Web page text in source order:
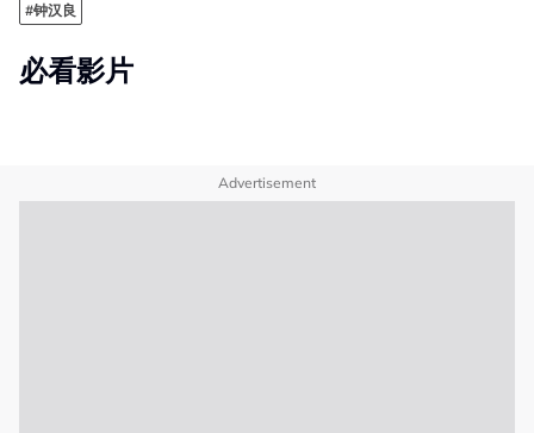
#钟汉良
必看影片
Advertisement